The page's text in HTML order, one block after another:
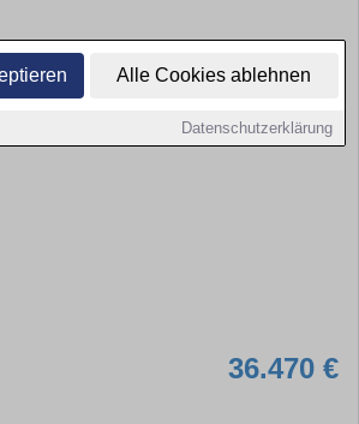
Alle Cookies ablehnen
Datenschutzerklärung
36.470 €